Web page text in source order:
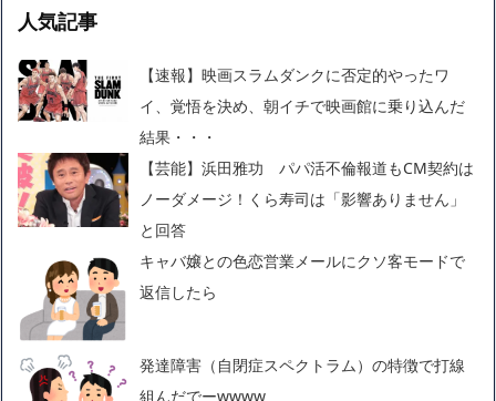
人気記事
【速報】映画スラムダンクに否定的やったワ
イ、覚悟を決め、朝イチで映画館に乗り込んだ
結果・・・
【芸能】浜田雅功 パパ活不倫報道もCM契約は
ノーダメージ！くら寿司は「影響ありません」
と回答
キャバ嬢との色恋営業メールにクソ客モードで
返信したら
発達障害（自閉症スペクトラム）の特徴で打線
組んだでーwwww